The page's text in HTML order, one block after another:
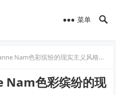
菜单
Nam色彩缤纷的现实主义风格画作
Nam色彩缤纷的现